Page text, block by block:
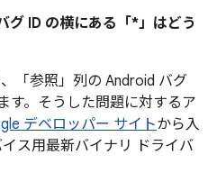
ID の横にある「*」はどう
「参照」列の Android バグ
す。そうした問題に対するア
デベロッパー サイトから入
ス用最新バイナリ ドライバ